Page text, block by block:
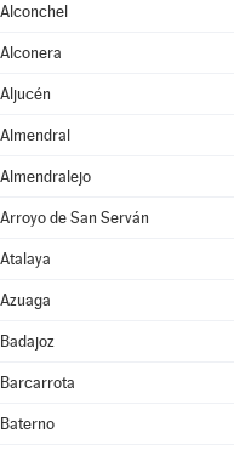
Alconchel
Alconera
Aljucén
Almendral
Almendralejo
Arroyo de San Serván
Atalaya
Azuaga
Badajoz
Barcarrota
Baterno